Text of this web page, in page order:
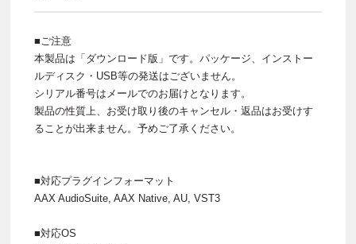
■ご注意
本製品は「ダウンロード版」です。パッケージ、インストー
ルディスク・USB等の発送はございません。
シリアル番号はメールでのお届けとなります。
製品の性質上、お受け取り後のキャンセル・返品はお受けす
ることが出来ません。予めご了承ください。
■対応プラグインフォーマット
AAX AudioSuite, AAX Native, AU, VST3
■対応OS